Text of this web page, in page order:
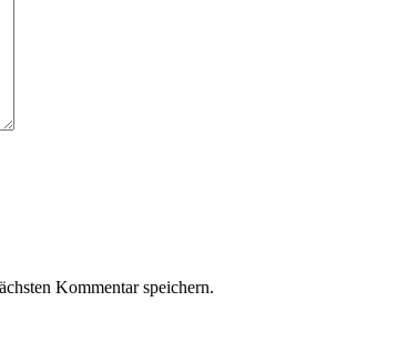
Kommentar speichern.